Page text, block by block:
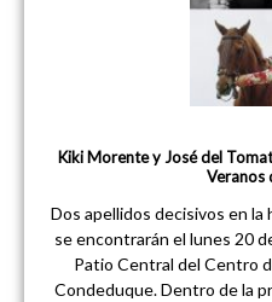
Kiki Morente y José del
Veranos
Dos apellidos decisivos en
se encontrarán el lunes 20
Patio Central del Centro
Condeduque. Dentro de la